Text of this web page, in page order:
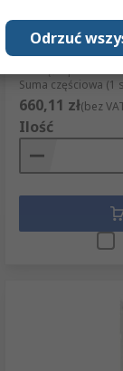
685-1374
Suma częściowa (1
660,11 zł(bez
Ilość
Odrzuć